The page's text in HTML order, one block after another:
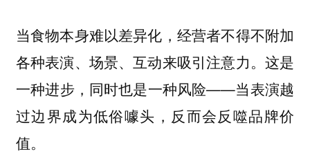
当食物本身难以差异化，经营者不得不附加
各种表演、场景、互动来吸引注意力。这是
一种进步，同时也是一种风险——当表演越
过边界成为低俗噱头，反而会反噬品牌价
值。